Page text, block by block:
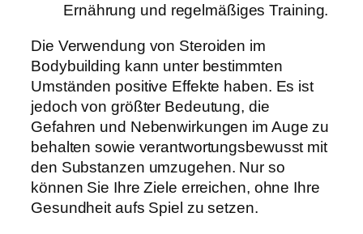
Ernährung und regelmäßiges Training.
Die Verwendung von Steroiden im
Bodybuilding kann unter bestimmten
Umständen positive Effekte haben. Es ist
jedoch von größter Bedeutung, die
Gefahren und Nebenwirkungen im Auge zu
behalten sowie verantwortungsbewusst mit
den Substanzen umzugehen. Nur so
können Sie Ihre Ziele erreichen, ohne Ihre
Gesundheit aufs Spiel zu setzen.